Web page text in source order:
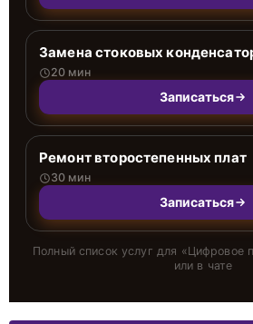
Замена стоковых
20 мин
Записаться
Ремонт второстепенных плат
30 мин
Записаться
Полный список услуг для «Цифровое
или в чате